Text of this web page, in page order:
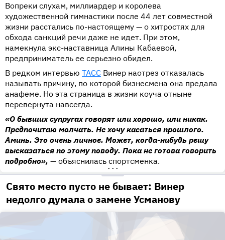
Вопреки слухам, миллиардер и королева
художественной гимнастики после 44 лет совместной
жизни расстались по-настоящему — о хитростях для
обхода санкций речи даже не идет. При этом,
намекнула экс-наставница Алины Кабаевой,
предприниматель ее серьезно обидел.
В редком интервью ТАСС Винер наотрез отказалась
называть причину, по которой бизнесмена она предала
анафеме. Но эта страница в жизни коуча отныне
перевернута навсегда.
«О бывших супругах говорят или хорошо, или никак.
Предпочитаю молчать. Не хочу касаться прошлого.
Аминь. Это очень личное. Может, когда-нибудь решу
высказаться по этому поводу. Пока не готова говорить
подробно», — объяснилась спортсменка.
•••
Свято место пусто не бывает: Винер
недолго думала о замене Усманову